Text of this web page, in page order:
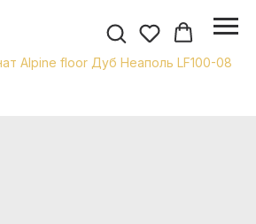
Alpine floor Дуб Неаполь LF100-08